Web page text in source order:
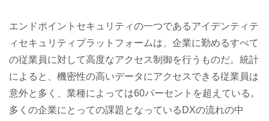
エンドポイントセキュリティの一つであるアイデンティテ
ィセキュリティプラットフォームは、企業に勤めるすべて
の従業員に対して高度なアクセス制御を行うものだ。統計
によると、機密性の高いデータにアクセスできる従業員は
意外と多く、業種によっては60パーセントを超えている。
多くの企業にとっての課題となっているDXの流れの中